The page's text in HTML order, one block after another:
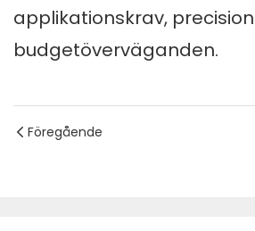
applikationskrav,
budgetöverväganden.
Föregående